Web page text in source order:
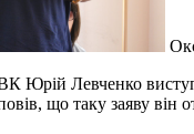
Юрій Левченко
що таку заяву